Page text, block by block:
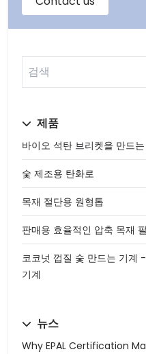
제품
바이오 석탄 브리켓을 만드
숯 제조용 탄화로
목재 절단용 원형톱
판매용 효율적인 압축 목재
코코넛 껍질 숯 만드는 기계
기계
뉴스
Why EPAL Certification